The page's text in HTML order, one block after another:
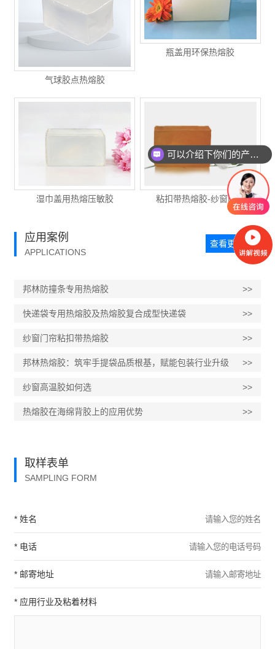
气球胶点热熔胶
瓶盖用环保热熔胶
湿巾盖用热熔压敏胶 粘扣带热熔胶-纱窗门帘
应用案例
APPLICATIONS
查看更多 >>
邦林防撞条专用热熔胶 >>
快递袋专用热熔胶及热熔胶复合成型快递袋 >>
纱窗门帘粘扣带热熔胶 >>
邦林热熔胶：筑牢手提袋品质根基，赋能包装行业升级 >>
纱窗高温胶如何选 >>
热熔胶在海绵背胶上的应用优势 >>
取样表单
SAMPLING FORM
* 姓名
* 电话
* 邮寄地址
* 应用行业及粘着材料
可以介绍下你们的产品么？